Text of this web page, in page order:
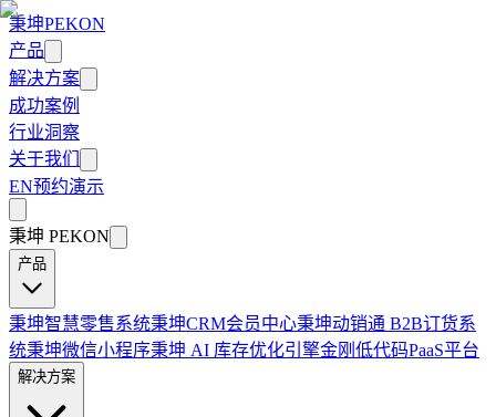
秉坤PEKON
产品
解决方案
成功案例
行业洞察
关于我们
EN预约演示
秉坤 PEKON
产品
秉坤智慧零售系统秉坤CRM会员中心秉坤动销通 B2B订货系
统秉坤微信小程序秉坤 AI 库存优化引擎金刚低代码PaaS平台
解决方案